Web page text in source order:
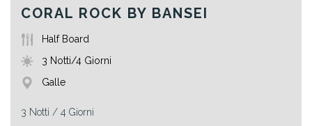
CORAL ROCK BY BANSEI
Half Board
3 Notti/4 Giorni
Galle
3 Notti / 4 Giorni